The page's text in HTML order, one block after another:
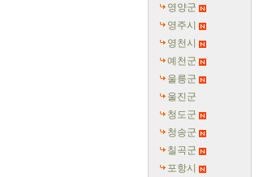
영양군
영주시
영천시
예천군
울릉군
울진군
청도군
청송군
칠곡군
포항시